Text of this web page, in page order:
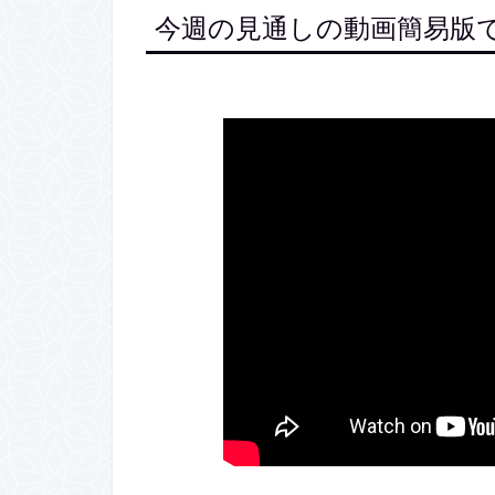
今週の見通しの動画簡易版